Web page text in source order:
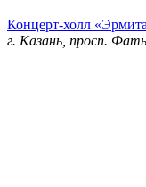
Концерт-холл
г. Казань, просп.